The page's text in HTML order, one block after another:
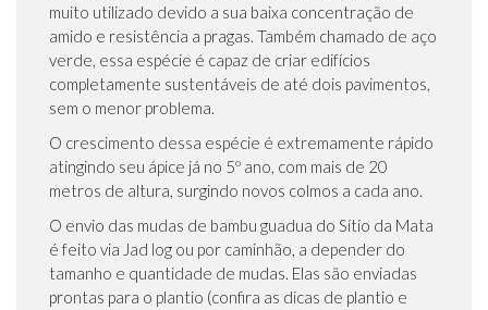
muito utilizado devido a sua baixa concentração de
amido e resistência a pragas. Também chamado de aço
verde, essa espécie é capaz de criar edifícios
completamente sustentáveis de até dois pavimentos,
sem o menor problema.
O crescimento dessa espécie é extremamente rápido
atingindo seu ápice já no 5º ano, com mais de 20
metros de altura, surgindo novos colmos a cada ano.
O envio das mudas de bambu guadua do Sítio da Mata
é feito via Jad log ou por caminhão, a depender do
tamanho e quantidade de mudas. Elas são enviadas
prontas para o plantio (confira as dicas de plantio e